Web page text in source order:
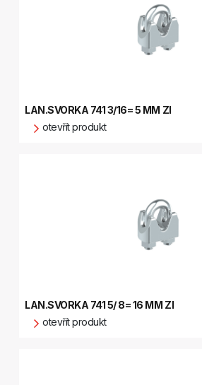
LAN.SVORKA 741 3/16= 5 MM ZI
otevřít produkt
LAN.SVORKA 741 5/ 8= 16 MM ZI
otevřít produkt